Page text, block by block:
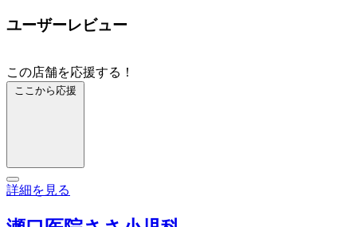
ユーザーレビュー
この店舗を応援する！
ここから応援
詳細を見る